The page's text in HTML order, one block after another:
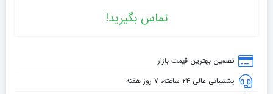
تماس بگیرید!
تضمین بهترین قیمت بازار
پشتیبانی عالی ۲۴ ساعته، ۷ روز هفته